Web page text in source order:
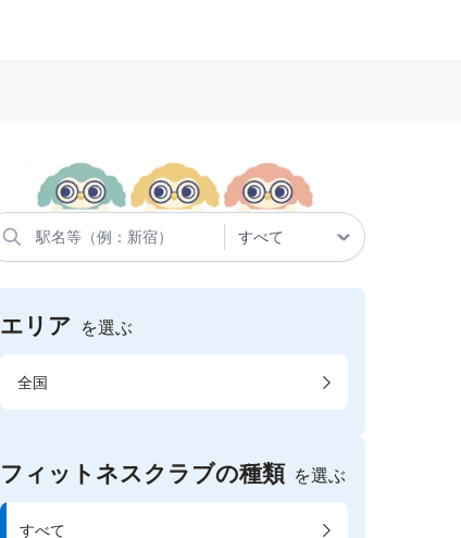
エリア を選ぶ
全国
フィットネスクラブの種類 を選ぶ
すべて